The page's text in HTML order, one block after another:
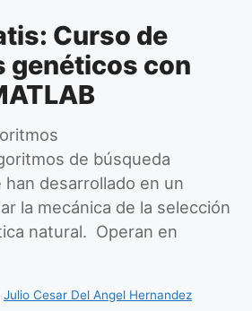
Curso de
genéticos con
de búsqueda
desarrollado en un
la mecánica de la selección
natural. Operan en
Julio Cesar Del Angel Hernandez